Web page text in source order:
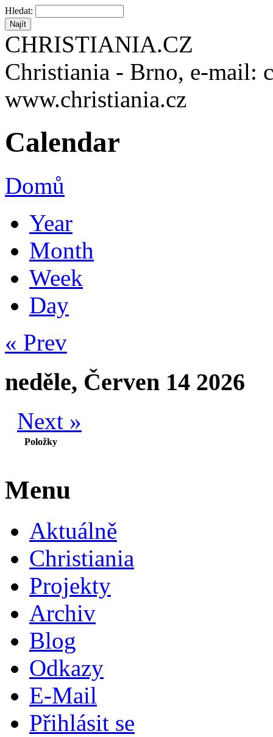
Hledat:
CHRISTIANIA.CZ
Christiania - Brno, e-mail:
www.christiania.cz
Calendar
Domů
Year
Month
Week
Day
« Prev
neděle, Červen 14 2026
Next »
Položky
Menu
Aktuálně
Christiania
Projekty
Archiv
Blog
Odkazy
E-Mail
Přihlásit se